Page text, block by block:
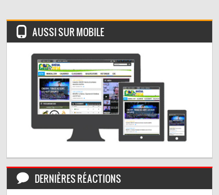
AUSSI SUR MOBILE
DERNIÈRES RÉACTIONS